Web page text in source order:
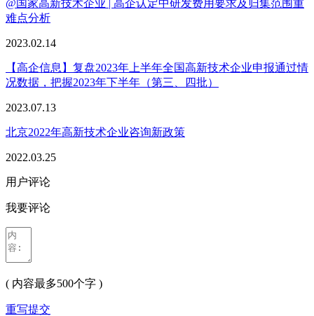
@国家高新技术企业 | 高企认定中研发费用要求及归集范围重
难点分析
2023.02.14
【高企信息】复盘2023年上半年全国高新技术企业申报通过情
况数据，把握2023年下半年（第三、四批）
2023.07.13
北京2022年高新技术企业咨询新政策
2022.03.25
用户评论
我要评论
( 内容最多500个字 )
重写提交